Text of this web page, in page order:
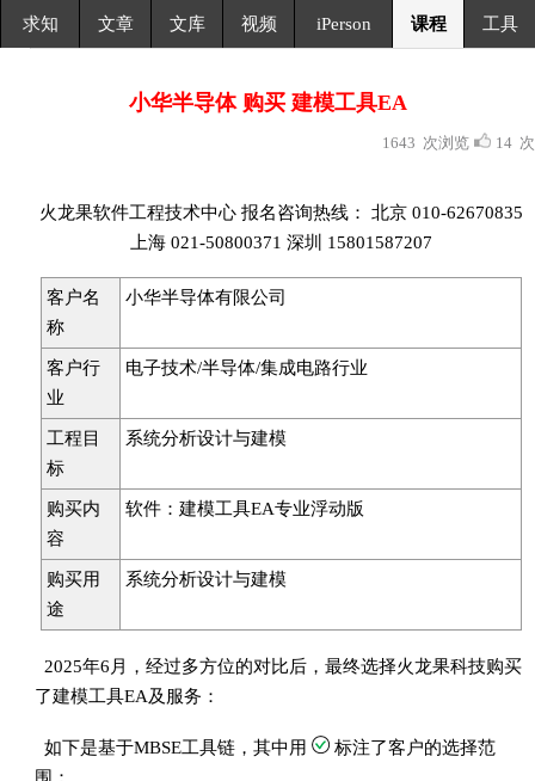
求知 文章 文库 视频 iPerson 课程 工具
小华半导体 购买 建模工具EA
1643 次浏览 14 次
火龙果软件工程技术中心 报名咨询热线： 北京 010-62670835
上海 021-50800371 深圳 15801587207
客户名
称
小华半导体有限公司
客户行
业
‌电子技术/半导体/集成电路行业‌
工程目
标
系统分析设计与建模
购买内
容
软件：建模工具EA专业浮动版
购买用
途
系统分析设计与建模
2025年6月，经过多方位的对比后，最终选择火龙果科技购买
了建模工具EA及服务：
如下是基于MBSE工具链，其中用
标注了客户的选择范